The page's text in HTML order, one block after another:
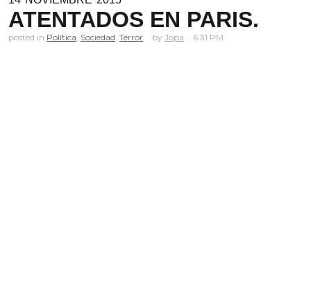
ATENTADOS EN PARIS.
posted in Politica Sociedad Terror Jopa 6.31 PM